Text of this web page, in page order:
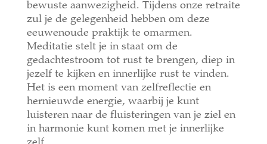
bewuste aanwezigheid. Tijdens onze retraite
zul je de gelegenheid hebben om deze
eeuwenoude praktijk te omarmen.
Meditatie stelt je in staat om de
gedachtestroom tot rust te brengen, diep in
jezelf te kijken en innerlijke rust te vinden.
Het is een moment van zelfreflectie en
hernieuwde energie, waarbij je kunt
luisteren naar de fluisteringen van je ziel en
in harmonie kunt komen met je innerlijke